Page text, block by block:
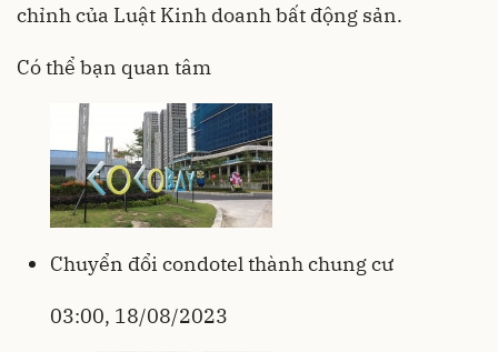
chỉnh của Luật Kinh doanh bất động sản.
Có thể bạn quan tâm
Chuyển đổi condotel thành chung cư
03:00, 18/08/2023